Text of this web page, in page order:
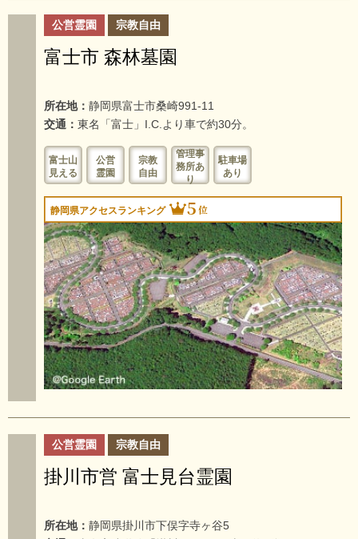
公営霊園 宗教自由
富士市 森林墓園
所在地： 静岡県富士市桑崎991-11
交通： 東名「富士」I.C.より車で約30分。
富士山
見える
公営
霊園
宗教
自由
管理事
務所あ
り
駐車場
あり
静岡県アクセスランキング 5位
公営霊園 宗教自由
掛川市営 富士見台霊園
所在地： 静岡県掛川市下俣字寺ヶ谷5